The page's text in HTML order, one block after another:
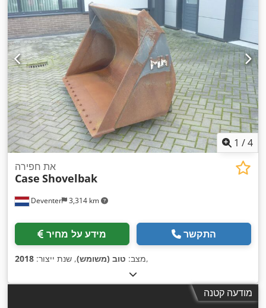
1 /4
Deventer 3,314 km
את חפירה
Case Shovelbak
מידע על מחיר התקשר
מצב: טוב (משומש), שנת ייצור: 2018 ,
מודעה קטנה